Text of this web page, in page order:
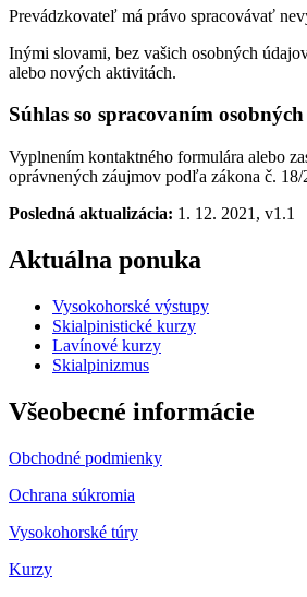
Prevádzkovateľ má právo spracovávať
Inými slovami, bez vašich osobných
alebo nových aktivitách.
Súhlas so spracovaním
Vyplnením kontaktného formulára alebo
oprávnených záujmov podľa zákona č.
Posledná aktualizácia: 1. 12. 2021, v1.1
Aktuálna ponuka
Vysokohorské výstupy
Skialpinistické kurzy
Lavínové kurzy
Skialpinizmus
Všeobecné informácie
Obchodné podmienky
Ochrana súkromia
Vysokohorské túry
Kurzy